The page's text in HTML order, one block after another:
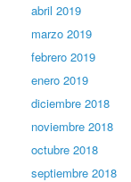
abril 2019
marzo 2019
febrero 2019
enero 2019
diciembre 2018
noviembre 2018
octubre 2018
septiembre 2018